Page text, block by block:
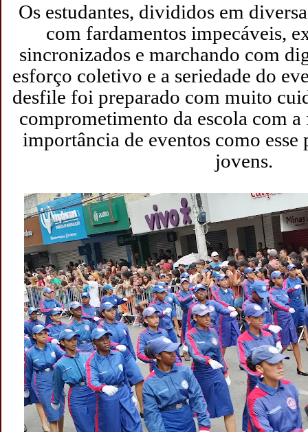
Os estudantes, divididos em
com fardamentos impecáveis,
sincronizados e marchando com
esforço coletivo e a seriedade do
desfile foi preparado com muito
comprometimento da escola com a
importância de eventos como esse
jovens.